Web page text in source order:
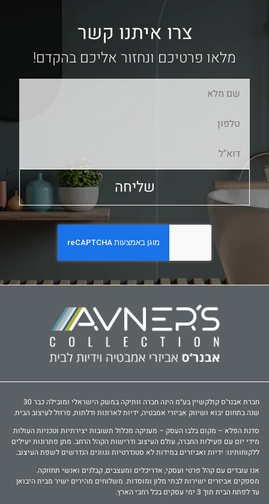
צרו איתנו קשר
מלאו פרטיכם ונחזור אליכם בהקדם!
שליחה
חברת אבנר‘ס קולקשיין בע״מ הינה חברה וותיקה במשק הישראלי ומובילה כבר 30
שנה בתחום יבוא ושיווק אביזרי אמבטיה, ידיות לארונות ודלתות, פרזול לעיצוב הבית.
סדנת הפלא – מקום בלבו העסק – מעניקה מכלול תשובות יצירתיות וטכניות העולות
מידי יום עם פעילות החברה, עולם העיצוב ודרישות הקהל הרחב. מתן פתרונות יעילים
ללקוחותינו: ידיות ואביזרים במידות לא סטנדרטיות וגוונים הנדרשים לשפת העיצוב.
אנו עובדים עם קהל פרטי ועסקי, אדריכלים ומעצבים, קבלנים ואנשי תחזוקה.
מספקים אביזרים ישירות לבתי מלון ומוסדות. משלוחים מהירים ישיר מבית היבואן
עד לפתח הבית תוך 3 ימי עסקים בכל רחבי הארץ.